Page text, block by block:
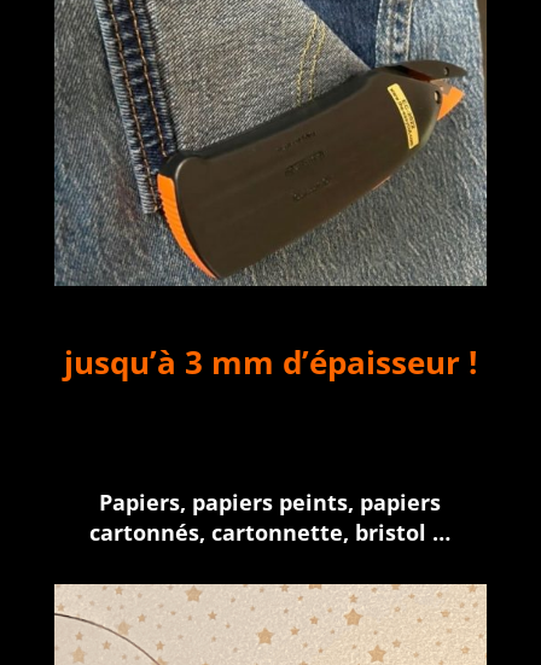
jusqu’à 3 mm d’épaisseur !
Papiers, papiers peints, papiers
cartonnés, cartonnette, bristol …